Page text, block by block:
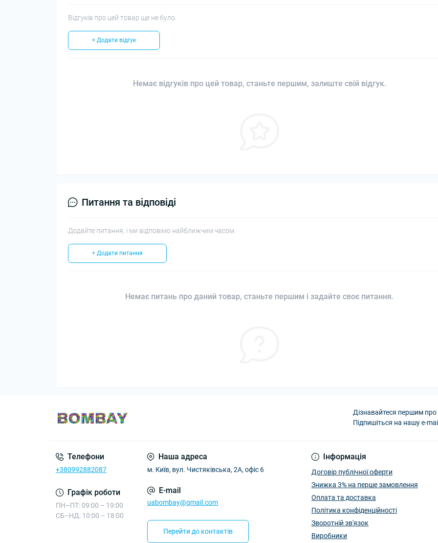
Відгуків про цей товар ще не було.
+ Додати відгук
Немає відгуків про цей товар, станьте першим, залиште свій відгук.
Питання та відповіді
Додайте питання, і ми відповімо найближчим часом.
+ Додати питання
Немає питань про даний товар, станьте першим і задайте своє питання.
Дізнавайтеся першим про
Підпишіться на нашу e-
Телефони
+380992882087
Графік роботи
ПН–ПТ: 09:00 – 19:00
СБ–НД: 10:00 – 18:00
Наша адреса
м. Київ, вул. Чистяківська, 2А, офіс 6
E-mail
uabombay@gmail.com
Перейти до контактів
Інформація
Договір публічної оферти
Знижка 3% на перше замовлення
Оплата та доставка
Політика конфіденційності
Зворотній зв'язок
Виробники